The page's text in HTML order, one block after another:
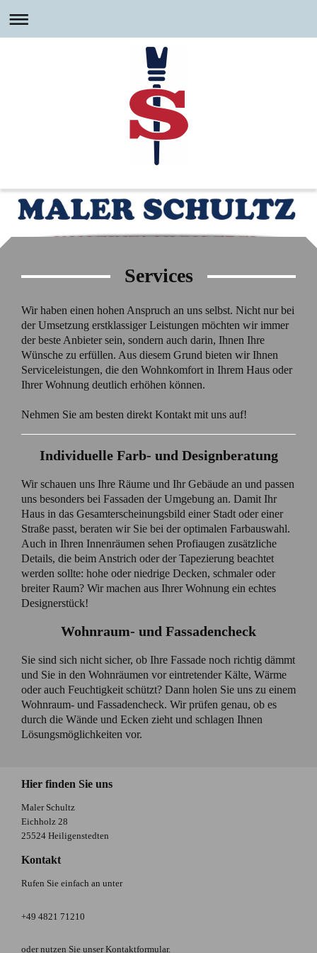
Services
Wir haben einen hohen Anspruch an uns selbst. Nicht nur bei
der Umsetzung erstklassiger Leistungen möchten wir immer
der beste Anbieter sein, sondern auch darin, Ihnen Ihre
Wünsche zu erfüllen. Aus diesem Grund bieten wir Ihnen
Serviceleistungen, die den Wohnkomfort in Ihrem Haus oder
Ihrer Wohnung deutlich erhöhen können.
Nehmen Sie am besten direkt Kontakt mit uns auf!
Individuelle Farb- und Designberatung
Wir schauen uns Ihre Räume und Ihr Gebäude an und passen
uns besonders bei Fassaden der Umgebung an. Damit Ihr
Haus in das Gesamterscheinungsbild einer Stadt oder einer
Straße passt, beraten wir Sie bei der optimalen Farbauswahl.
Auch in Ihren Innenräumen sehen Profiaugen zusätzliche
Details, die beim Anstrich oder der Tapezierung beachtet
werden sollte: hohe oder niedrige Decken, schmaler oder
breiter Raum? Wir machen aus Ihrer Wohnung ein echtes
Designerstück!
Wohnraum- und Fassadencheck
Sie sind sich nicht sicher, ob Ihre Fassade noch richtig dämmt
und Sie in den Wohnräumen vor eintretender Kälte, Wärme
oder auch Feuchtigkeit schützt? Dann holen Sie uns zu einem
Wohnraum- und Fassadencheck. Wir prüfen genau, ob es
durch die Wände und Ecken zieht und schlagen Ihnen
Lösungsmöglichkeiten vor.
Hier finden Sie uns
Maler Schultz
Eichholz 28
25524 Heiligenstedten
Kontakt
Rufen Sie einfach an unter
+49 4821 71210
oder nutzen Sie unser Kontaktformular.